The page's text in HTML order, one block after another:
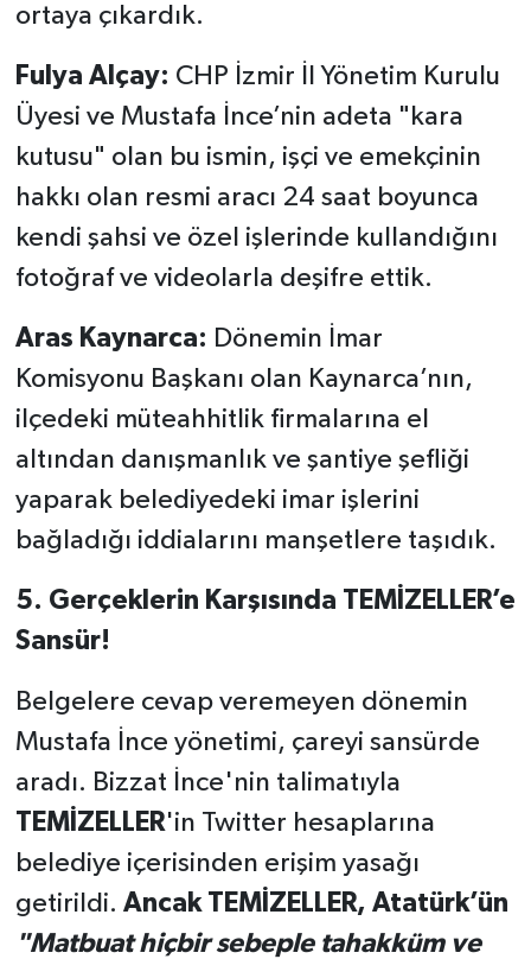
ortaya çıkardık.
Fulya Alçay: CHP İzmir İl Yönetim Kurulu
Üyesi ve Mustafa İnce’nin adeta "kara
kutusu" olan bu ismin, işçi ve emekçinin
hakkı olan resmi aracı 24 saat boyunca
kendi şahsi ve özel işlerinde kullandığını
fotoğraf ve videolarla deşifre ettik.
Aras Kaynarca: Dönemin İmar
Komisyonu Başkanı olan Kaynarca’nın,
ilçedeki müteahhitlik firmalarına el
altından danışmanlık ve şantiye şefliği
yaparak belediyedeki imar işlerini
bağladığı iddialarını manşetlere taşıdık.
5. Gerçeklerin Karşısında TEMİZELLER’e
Sansür!
Belgelere cevap veremeyen dönemin
Mustafa İnce yönetimi, çareyi sansürde
aradı. Bizzat İnce'nin talimatıyla
TEMİZELLER'in Twitter hesaplarına
belediye içerisinden erişim yasağı
getirildi. Ancak TEMİZELLER, Atatürk’ün
"Matbuat hiçbir sebeple tahakküm ve